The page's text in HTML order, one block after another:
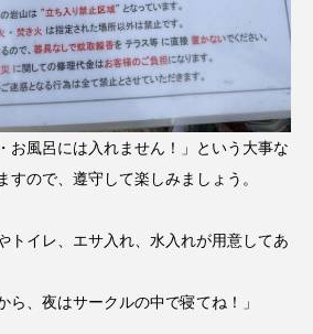
お風呂には入れません！」という大事な
すので、遵守して楽しみましょう。
トイレ、エサ入れ、水入れが用意してあ
ら、夜はサークルの中で寝てね！」